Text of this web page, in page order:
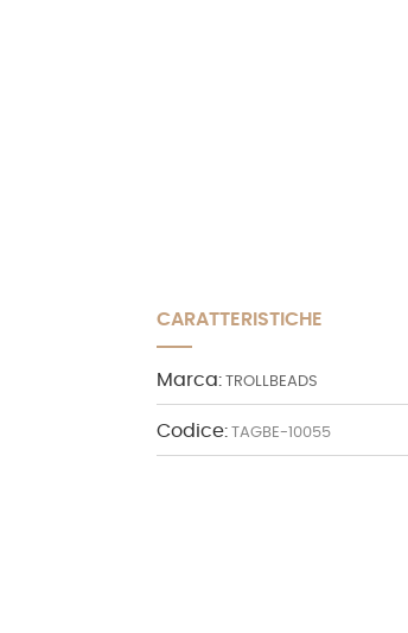
CARATTERISTICHE
Marca: TROLLBEADS
Codice: TAGBE-10055